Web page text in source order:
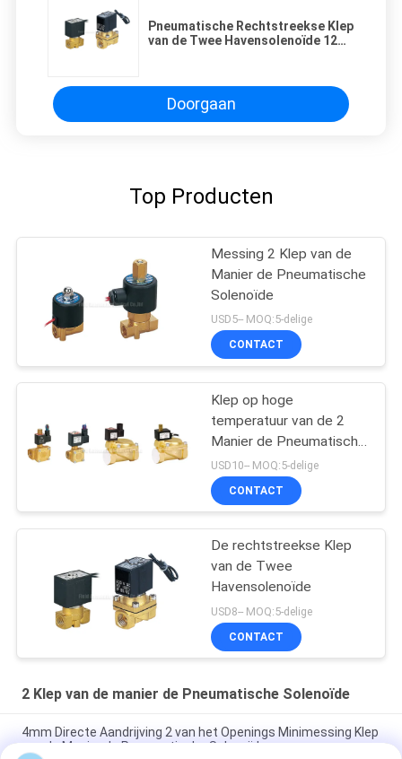
Pneumatische Rechtstreekse Klep
van de Twee Havensolenoïde 12
Doorgaan
Top Producten
Messing 2 Klep van de
Manier de Pneumatische
Solenoïde
USD5-- MOQ:5-delige
CONTACT
Klep op hoge
temperatuur van de 2
Manier de Pneumatische
Solenoïde
USD10-- MOQ:5-delige
CONTACT
De rechtstreekse Klep
van de Twee
Havensolenoïde
USD8-- MOQ:5-delige
CONTACT
2 Klep van de manier de Pneumatische Solenoïde
4mm Directe Aandrijving 2 van het Openings Minimessing Klep
van de Manier de Pneumatische Solenoïde